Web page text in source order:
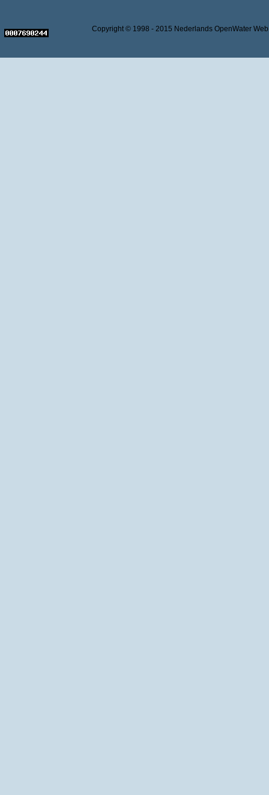
Copyright © 1998 - 2015 Nederlands OpenWater